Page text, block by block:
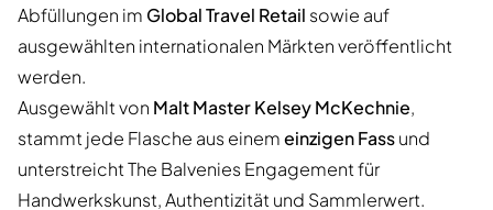
Abfüllungen im Global Travel Retail sowie auf
ausgewählten internationalen Märkten veröffentlicht
werden.
Ausgewählt von Malt Master Kelsey McKechnie,
stammt jede Flasche aus einemeinzigen Fassund
unterstreicht The Balvenies Engagement für
Handwerkskunst, Authentizität und Sammlerwert.